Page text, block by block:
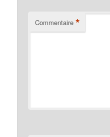
Commentaire *